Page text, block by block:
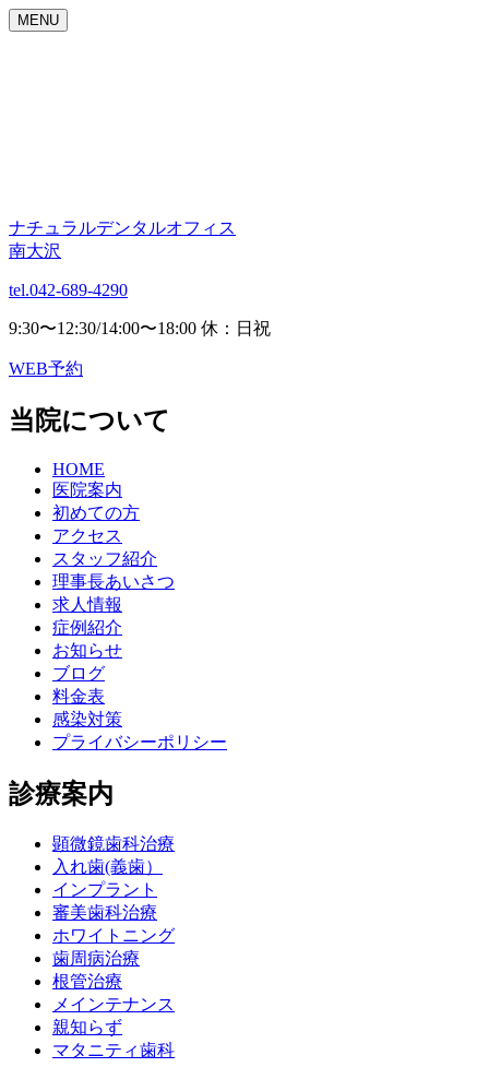
MENU
ナチュラルデンタルオフィス
南大沢
tel.042-689-4290
9:30〜12:30/14:00〜18:00 休：日祝
WEB予約
当院について
HOME
医院案内
初めての方
アクセス
スタッフ紹介
理事長あいさつ
求人情報
症例紹介
お知らせ
ブログ
料金表
感染対策
プライバシーポリシー
診療案内
顕微鏡歯科治療
入れ歯(義歯）
インプラント
審美歯科治療
ホワイトニング
歯周病治療
根管治療
メインテナンス
親知らず
マタニティ歯科